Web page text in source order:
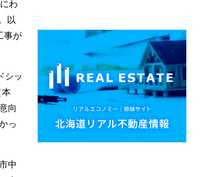
わ
以
事が
シッ
向
っ
中